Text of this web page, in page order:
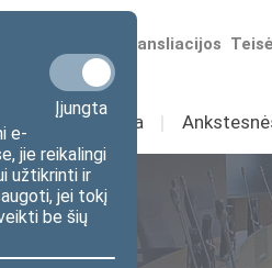
Įjungta
e-
jie reikalingi
užtikrinti ir
jei tokį
be šių
Numatomos transliacijos
Sudėtis Veikla I